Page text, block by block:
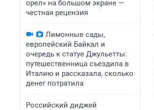
орел» на большом экране —
честная рецензия
Лимонные сады,
европейский Байкал и
очередь к статуе Джульетты:
путешественница съездила в
Италию и рассказала, сколько
денег потратила
Российский диджей